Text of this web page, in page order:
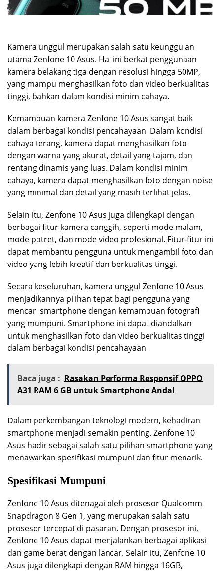
Kamera unggul merupakan salah satu keunggulan
utama Zenfone 10 Asus. Hal ini berkat penggunaan
kamera belakang tiga dengan resolusi hingga 50MP,
yang mampu menghasilkan foto dan video berkualitas
tinggi, bahkan dalam kondisi minim cahaya.
Kemampuan kamera Zenfone 10 Asus sangat baik
dalam berbagai kondisi pencahayaan. Dalam kondisi
cahaya terang, kamera dapat menghasilkan foto
dengan warna yang akurat, detail yang tajam, dan
rentang dinamis yang luas. Dalam kondisi minim
cahaya, kamera dapat menghasilkan foto dengan noise
yang minimal dan detail yang masih terlihat jelas.
Selain itu, Zenfone 10 Asus juga dilengkapi dengan
berbagai fitur kamera canggih, seperti mode malam,
mode potret, dan mode video profesional. Fitur-fitur ini
dapat membantu pengguna untuk mengambil foto dan
video yang lebih kreatif dan berkualitas tinggi.
Secara keseluruhan, kamera unggul Zenfone 10 Asus
menjadikannya pilihan tepat bagi pengguna yang
mencari smartphone dengan kemampuan fotografi
yang mumpuni. Smartphone ini dapat diandalkan
untuk menghasilkan foto dan video berkualitas tinggi
dalam berbagai kondisi pencahayaan.
Baca juga : Rasakan Performa Responsif OPPO
A31 RAM 6 GB untuk Smartphone Andal
Dalam perkembangan teknologi modern, kehadiran
smartphone menjadi semakin penting. Zenfone 10
Asus hadir sebagai salah satu pilihan smartphone yang
menawarkan spesifikasi mumpuni dan fitur menarik.
Spesifikasi Mumpuni
Zenfone 10 Asus ditenagai oleh prosesor Qualcomm
Snapdragon 8 Gen 1, yang merupakan salah satu
prosesor tercepat di pasaran. Dengan prosesor ini,
Zenfone 10 Asus dapat menjalankan berbagai aplikasi
dan game berat dengan lancar. Selain itu, Zenfone 10
Asus juga dilengkapi dengan RAM hingga 16GB,